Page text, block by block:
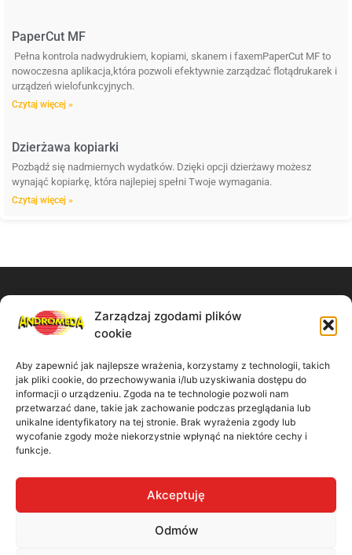
Zarządzaj zgodami plików
cookie
Aby zapewnić jak najlepsze wrażenia, korzystamy z technologii, takich
jak pliki cookie, do przechowywania i/lub uzyskiwania dostępu do
informacji o urządzeniu. Zgoda na te technologie pozwoli nam
przetwarzać dane, takie jak zachowanie podczas przeglądania lub
unikalne identyfikatory na tej stronie. Brak wyrażenia zgody lub
wycofanie zgody może niekorzystnie wpłynąć na niektóre cechy i
funkcje.
Akceptuję
Odmów
PaperCut MF
Pełna kontrola nadwydrukiem, kopiami, skanem i faxemPaperCut MF to
nowoczesna aplikacja,która pozwoli efektywnie zarządzać flotądrukarek i
urządzeń wielofunkcyjnych.
Czytaj więcej »
Dzierżawa kopiarki
Pozbądź się nadmiernych wydatków. Dzięki opcji dzierżawy możesz
wynająć kopiarkę, która najlepiej spełni Twoje wymagania.
Czytaj więcej »
Zadzwoń do nas:
61 867 11 91
Napisz wiadomość:
biuro@madbiuro.pl
ul. Kamiennogórska 9/41 60-179 Poznań